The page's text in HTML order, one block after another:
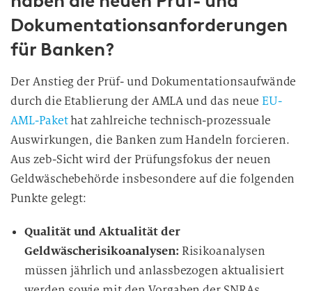
n
g
n
d
i
e
D
a
n
r
Dokumentationsanforderungen
für Banken?
Der Anstieg der Prüf- und Dokumentationsaufwände
durch die Etablierung der AMLA und das neue EU-
AML-Pakethat zahlreiche technisch-prozessuale
Auswirkungen, die Banken zum Handeln forcieren.
Aus zeb-Sicht wird der Prüfungsfokus der neuen
Geldwäschebehörde insbesondere auf die folgenden
Punkte gelegt:
Qualität und Aktualität der
Geldwäscherisikoanalysen: Risikoanalysen
müssen jährlich und anlassbezogen aktualisiert